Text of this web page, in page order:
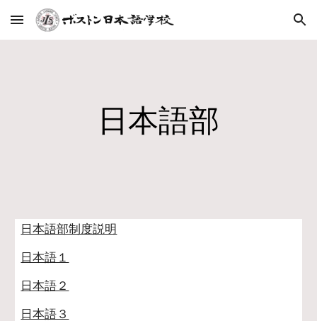
Skip to main content Skip to navigation
日本語部
日本語部制度説明
日本語１
日本語２
日本語３